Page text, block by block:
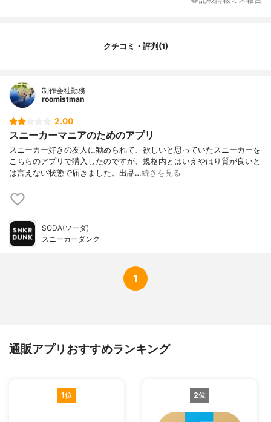
クチコミ・評判(1)
制作会社勤務
roomistman
2.00
スニーカーマニアのためのアプリ
スニーカー好きの友人に勧められて、欲しいと思っていたスニーカーを
こちらのアプリで購入したのですが、規格内とはいえやはり質が良いと
は言えない状態で届きました。出品…続きを見る
SODA(ソーダ)
スニーカーダンク
1
通販アプリおすすめランキング
1位 2位